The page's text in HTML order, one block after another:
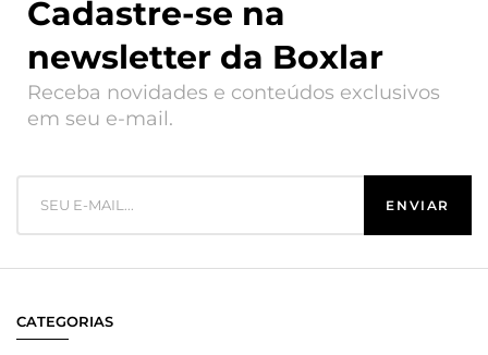
Cadastre-se na
newsletter da Boxlar
Receba novidades e conteúdos exclusivos
em seu e-mail.
CATEGORIAS